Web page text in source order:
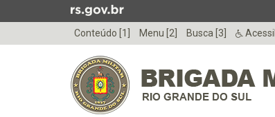
para
Conteúdo [1] Menu [2] Busca [3]